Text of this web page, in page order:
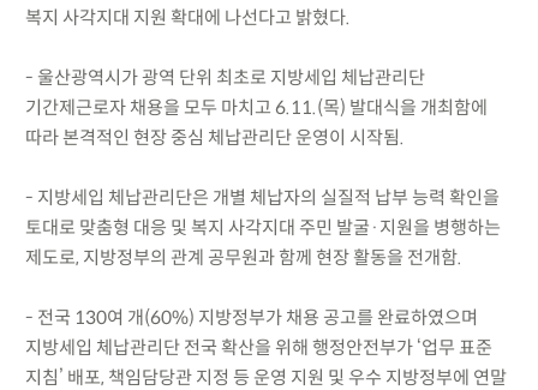
복지 사각지대 지원 확대에 나선다고 밝혔다.
- 울산광역시가 광역 단위 최초로 지방세입 체납관리단
기간제근로자 채용을 모두 마치고 6.11.(목) 발대식을 개최함에
따라 본격적인 현장 중심 체납관리단 운영이 시작됨.
- 지방세입 체납관리단은 개별 체납자의 실질적 납부 능력 확인을
토대로 맞춤형 대응 및 복지 사각지대 주민 발굴·지원을 병행하는
제도로, 지방정부의 관계 공무원과 함께 현장 활동을 전개함.
- 전국 130여 개(60%) 지방정부가 채용 공고를 완료하였으며
지방세입 체납관리단 전국 확산을 위해 행정안전부가 ‘업무 표준
지침’ 배포, 책임담당관 지정 등 운영 지원 및 우수 지방정부에 연말